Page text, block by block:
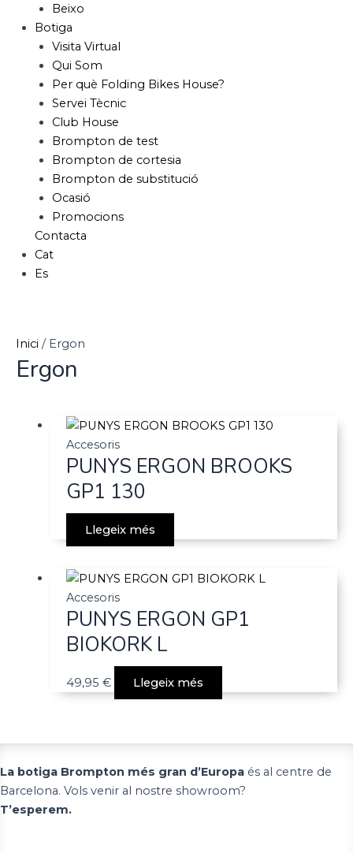
Beixo
Botiga
Visita Virtual
Qui Som
Per què Folding Bikes House?
Servei Tècnic
Club House
Brompton de test
Brompton de cortesia
Brompton de substitució
Ocasió
Promocions
Contacta
Cat
Es
Inici / Ergon
Ergon
Accesoris
PUNYS ERGON BROOKS
GP1 130
Llegeix més
Accesoris
PUNYS ERGON GP1
BIOKORK L
49,95 € Llegeix més
La botiga Brompton més gran d’Europa és al centre de
Barcelona. Vols venir al nostre showroom?
T’esperem.